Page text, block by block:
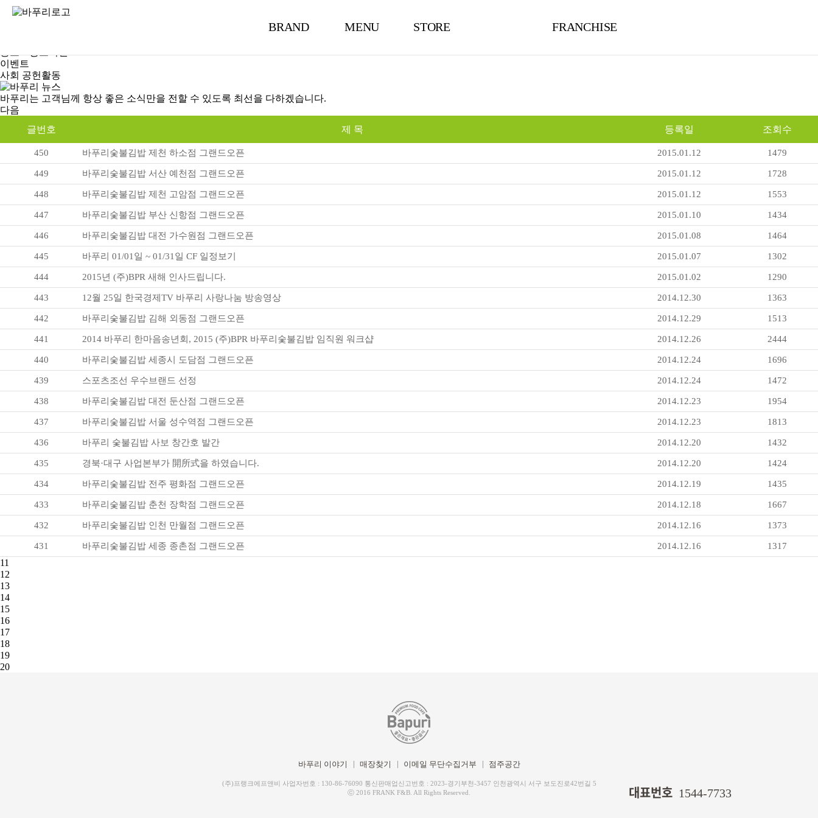
BRAND MENU STORE FRANCHISE
바푸리가 오랜시간 사랑을 받을 수 있는데에는
이벤트
사회 공헌활동
바푸리는 고객님께 항상 좋은 소식만을 전할 수 있도록 최선을 다하겠습니다.
다음
글번호
제 목 등록일 조회수
450 바푸리숯불김밥 제천 하소점 그랜드오픈 2015.01.12 1479
449 바푸리숯불김밥 서산 예천점 그랜드오픈 2015.01.12 1728
448 바푸리숯불김밥 제천 고암점 그랜드오픈 2015.01.12 1553
447 바푸리숯불김밥 부산 신항점 그랜드오픈 2015.01.10 1434
446 바푸리숯불김밥 대전 가수원점 그랜드오픈 2015.01.08 1464
445 바푸리 01/01일 ~ 01/31일 CF 일정보기 2015.01.07 1302
444 2015년 (주)BPR 새해 인사드립니다. 2015.01.02 1290
443 12월 25일 한국경제TV 바푸리 사랑나눔 방송영상 2014.12.30 1363
442 바푸리숯불김밥 김해 외동점 그랜드오픈 2014.12.29 1513
441 2014 바푸리 한마음송년회, 2015 (주)BPR 바푸리숯불김밥 임직원 워크샵 2014.12.26 2444
440 바푸리숯불김밥 세종시 도담점 그랜드오픈 2014.12.24 1696
439 스포츠조선 우수브랜드 선정 2014.12.24 1472
438 바푸리숯불김밥 대전 둔산점 그랜드오픈 2014.12.23 1954
437 바푸리숯불김밥 서울 성수역점 그랜드오픈 2014.12.23 1813
436 바푸리 숯불김밥 사보 창간호 발간 2014.12.20 1432
435 경북·대구 사업본부가 開所式을 하였습니다. 2014.12.20 1424
434 바푸리숯불김밥 전주 평화점 그랜드오픈 2014.12.19 1435
433 바푸리숯불김밥 춘천 장학점 그랜드오픈 2014.12.18 1667
432 바푸리숯불김밥 인천 만월점 그랜드오픈 2014.12.16 1373
431 바푸리숯불김밥 세종 종촌점 그랜드오픈 2014.12.16 1317
11
12
13
14
15
16
17
18
19
20
바푸리 이야기 매장찾기 이메일 무단수집거부 점주공간
(주)프랭크에프앤비 사업자번호 : 130-86-76090 통신판매업신고번호 : 2023-경기부천-3457 인천광역시 서구 보도진로42번길 5
ⓒ 2016 FRANK F&B. All Rights Reserved.
대표번호 1544-7733